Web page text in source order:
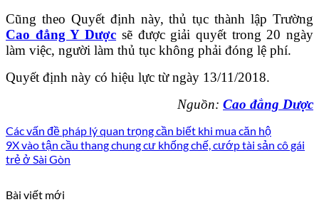
Cũng theo Quyết định này, thủ tục thành lập Trường
Cao đẳng Y Dược sẽ được giải quyết trong 20 ngày
làm việc, người làm thủ tục không phải đóng lệ phí.
Quyết định này có hiệu lực từ ngày 13/11/2018.
Nguồn: Cao đẳng Dược
Các vấn đề pháp lý quan trọng cần biết khi mua căn hộ
9X vào tận cầu thang chung cư khống chế, cướp tài sản cô gái
trẻ ở Sài Gòn
Bài viết mới